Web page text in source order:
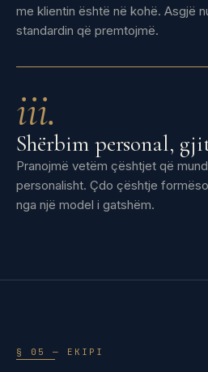
me klientin është në kohë. Asgjë
standardin që premtojmë.
iii.
Shërbim personal,
Pranojmë vetëm çështjet që
personalisht. Çdo çështje
nga një model i gatshëm.
§ 05 — EKIPI